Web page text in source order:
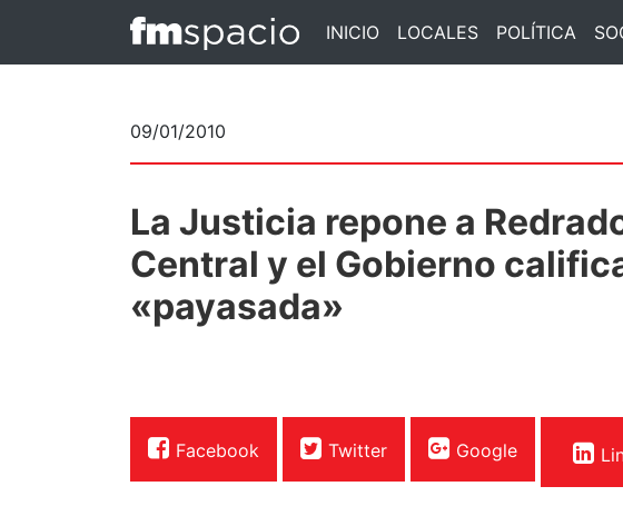
INICIO LOCALES POLÍTICA
09/01/2010
La Justicia repone a
Central y el Gobierno
«payasada»
Facebook Twitter Google